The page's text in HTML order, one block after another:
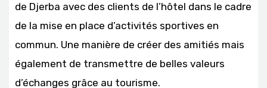
de Djerba avec des clients de l’hôtel dans le cadre
de la mise en place d’activités sportives en
commun. Une manière de créer des amitiés mais
également de transmettre de belles valeurs
d’échanges grâce au tourisme.